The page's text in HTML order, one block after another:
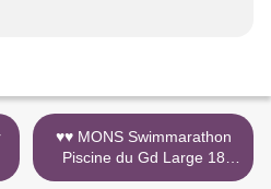
♥♥ MONS Swimmarathon
Piscine du Gd Large 18
janvier 2015